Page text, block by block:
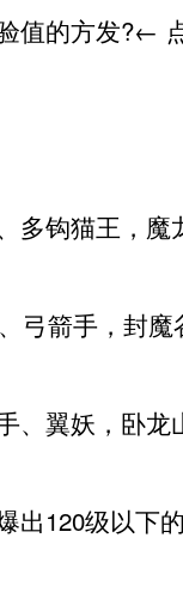
值的方发?←
多钩猫王，魔
弓箭手，封
、翼妖，卧
出120级以下